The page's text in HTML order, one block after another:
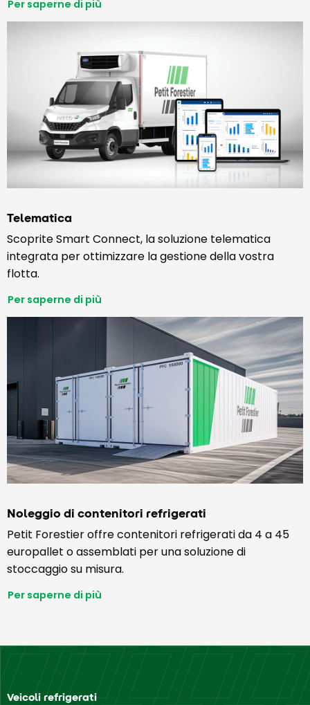
Per saperne di più
Telematica
Scoprite Smart Connect, la soluzione telematica
integrata per ottimizzare la gestione della vostra
flotta.
Per saperne di più
Noleggio di contenitori refrigerati
Petit Forestier offre contenitori refrigerati da 4 a 45
europallet o assemblati per una soluzione di
stoccaggio su misura.
Per saperne di più
Veicoli refrigerati